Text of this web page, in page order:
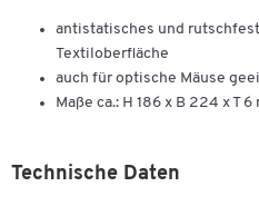
antistatisches und
Textiloberfläche
auch für optische Mäuse
Maße ca.: H 186 x B 224 x T 6
Technische Daten